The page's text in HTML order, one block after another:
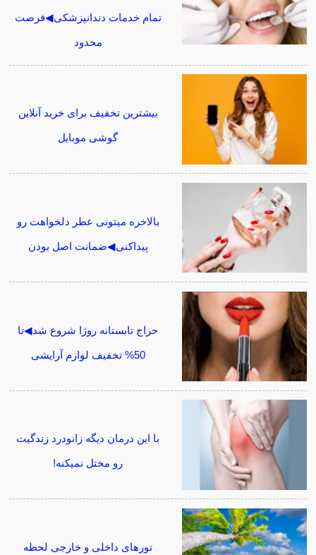
تمام خدمات دندانپزشکی◀فرصت
محدود
بیشترین تخفیف برای خرید آنلاین
گوشی موبایل
بالاخره میتونی عطر دلخواهت رو
پیداکنی◀ضمانت اصل بودن
حراج تابستانه روژا شروع شد◀تا
50% تخفیف لوازم آرایشی
با این درمان دیگه زانودرد زندگیت
رو مختل نمیکنه!
تورهای داخلی و خارجی لحظه